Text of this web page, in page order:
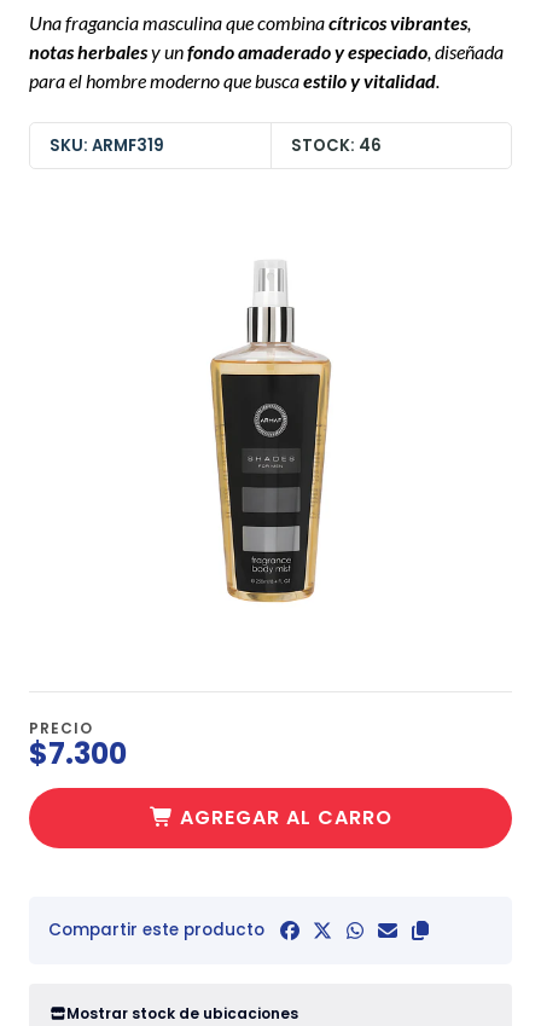
Una fragancia masculina que combinacítricos vibrantes,
notas herbalesy unfondo amaderado y especiado, diseñada
para el hombre moderno que buscaestilo y vitalidad.
SKU: ARMF319 STOCK: 46
PRECIO
$7.300
AGREGAR AL CARRO
Compartir este producto
Mostrar stock de ubicaciones